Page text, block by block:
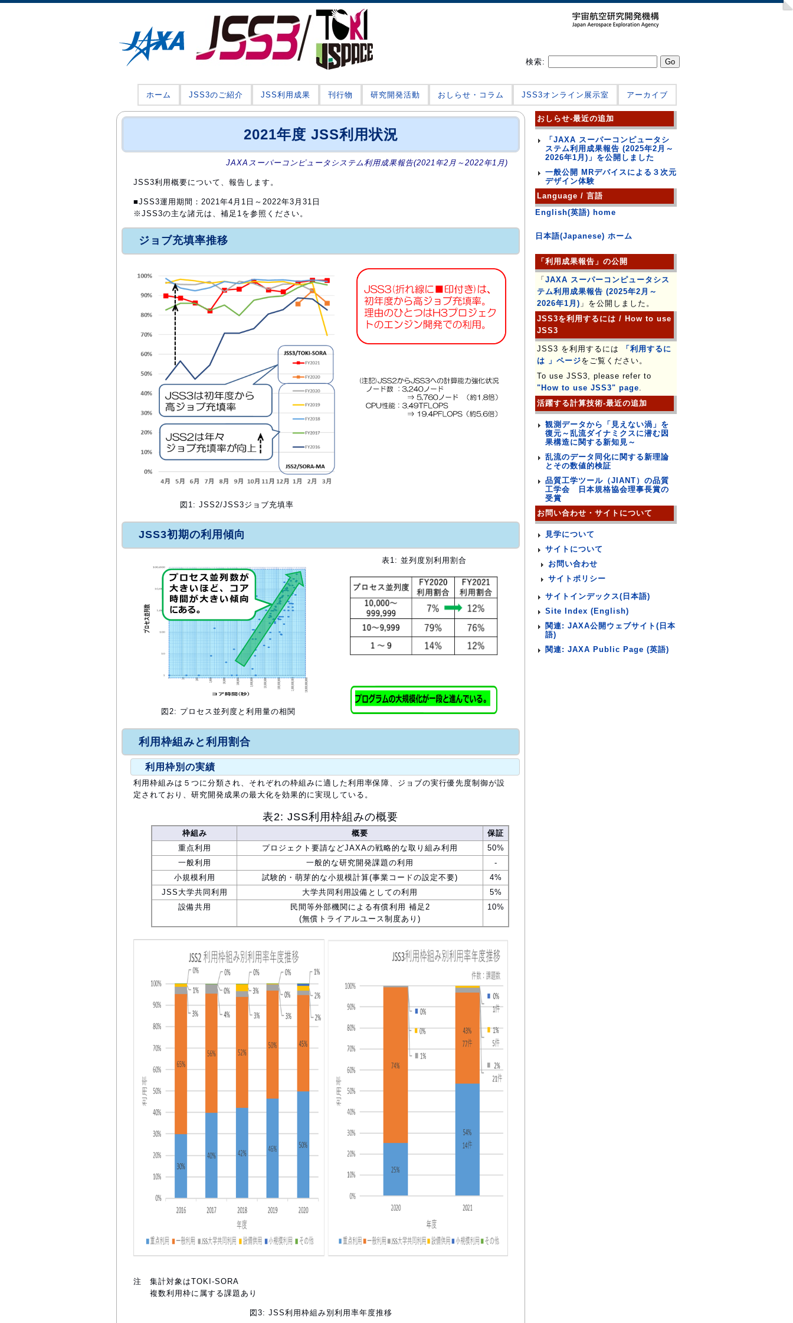
検索:
ホーム JSS3のご紹介 JSS利用成果 刊行物 研究開発活動 おしらせ・コラム JSS3オンライン展示室 アーカイブ
2021年度 JSS利用状況
JAXAスーパーコンピュータシステム利用成果報告(2021年2月～2022年1月)
JSS3利用概要について、報告します。
■JSS3運用期間：2021年4月1日～2022年3月31日
※JSS3の主な諸元は、補足1を参照ください。
ジョブ充填率推移
図1: JSS2/JSS3ジョブ充填率
JSS3初期の利用傾向
図2: プロセス並列度と利用量の相関
表1: 並列度別利用割合
利用枠組みと利用割合
利用枠別の実績
利用枠組みは５つに分類され、それぞれの枠組みに適した利用率保障、ジョブの実行優先度制御が設
定されており、研究開発成果の最大化を効果的に実現している。
表2: JSS利用枠組みの概要
枠組み 概要
保証
重点利用
プロジェクト要請などJAXAの戦略的な取り組み利用
50%
一般利用
一般的な研究開発課題の利用
-
小規模利用
試験的・萌芽的な小規模計算(事業コードの設定不要)
4%
JSS大学共同利用
大学共同利用設備としての利用
5%
設備共用
民間等外部機関による有償利用 補足2
(無償トライアルユース制度あり)
10%
注 集計対象はTOKI-SORA
複数利用枠に属する課題あり
図3: JSS利用枠組み別利用率年度推移
おしらせ-最近の追加
「JAXA スーパーコンピュータシ
ステム利用成果報告 (2025年2月～
2026年1月)」を公開しました
一般公開 MRデバイスによる３次元
デザイン体験
Language / 言語
English(英語) home
日本語(Japanese) ホーム
「利用成果報告」の公開
「 JAXA スーパーコンピュータシス
テム利用成果報告 (2025年2月～
2026年1月) 」を公開しました。
JSS3を利用するには / How to use
JSS3
JSS3 を利用するには
「利用するに
は 」ページをご覧ください。
To use JSS3, please refer to
"How to use JSS3" page.
活躍する計算技術-最近の追加
観測データから「見えない渦」を
復元～乱流ダイナミクスに潜む因
果構造に関する新知見～
乱流のデータ同化に関する新理論
とその数値的検証
品質工学ツール（JIANT）の品質
工学会 日本規格協会理事長賞の
受賞
お問い合わせ・サイトについて
見学について
サイトについて
お問い合わせ
サイトポリシー
サイトインデックス(日本語)
Site Index (English)
関連: JAXA公開ウェブサイト(日本
語)
関連: JAXA Public Page (英語)